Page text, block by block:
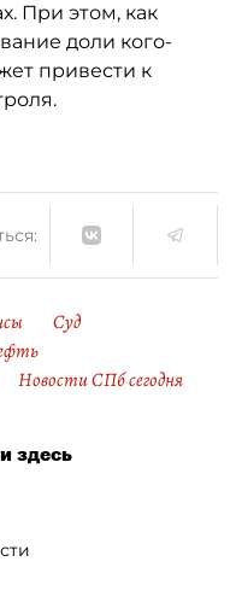
При этом, как
доли кого-
привести к
Суд
Новости СПб сегодня
здесь